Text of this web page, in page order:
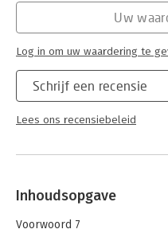
Schrijf een recensie
Lees ons recensiebeleid
Uw
Log in om uw waardering te
Inhoudsopgave
Voorwoord 7